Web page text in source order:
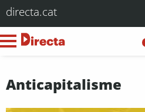
directa.cat
Anticapitalisme